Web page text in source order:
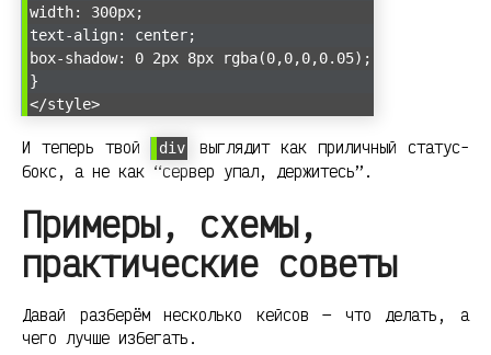
width: 300px;
text-align: center;
box-shadow: 0 2px 8px rgba(0,0,0,0.05);
}
</style>
И теперь твой div
выглядит как приличный статус-
бокс, а не как “сервер упал, держитесь”.
Примеры, схемы,
практические советы
Давай разберём несколько кейсов — что делать, а
чего лучше избегать.